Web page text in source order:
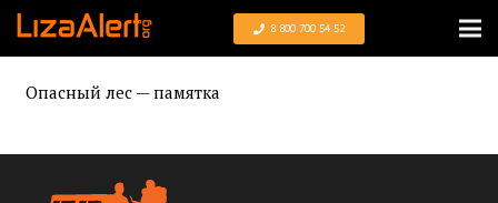
8 800 700 54 52
Опасный лес — памятка